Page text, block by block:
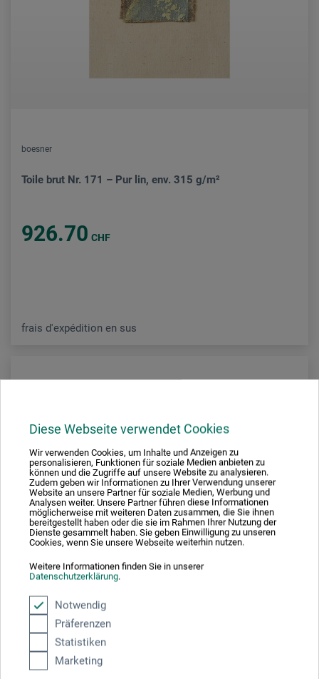
Diese Webseite verwendet Cookies
Wir verwenden Cookies, um Inhalte und Anzeigen zu
personalisieren, Funktionen für soziale Medien anbieten zu
können und die Zugriffe auf unsere Website zu analysieren.
Zudem geben wir Informationen zu Ihrer Verwendung unserer
Website an unsere Partner für soziale Medien, Werbung und
Analysen weiter. Unsere Partner führen diese Informationen
möglicherweise mit weiteren Daten zusammen, die Sie ihnen
bereitgestellt haben oder die sie im Rahmen Ihrer Nutzung der
Dienste gesammelt haben. Sie geben Einwilligung zu unseren
Cookies, wenn Sie unsere Webseite weiterhin nutzen.
Weitere Informationen finden Sie in unserer
Datenschutzerklärung.
Notwendig
Präferenzen
Statistiken
Marketing
boesner
Toile brut Nr. 171 – Pur lin, env. 315 g/m²
926.70 CHF
frais d'expédition en sus
boesner
Toile brut Terané – Pur lin, env. 310 g/m²